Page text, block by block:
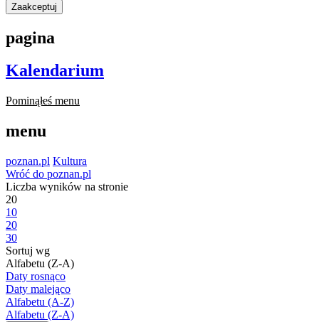
Zaakceptuj
pagina
Kalendarium
Pominąłeś menu
menu
poznan.pl Kultura
Wróć do poznan.pl
Liczba wyników na stronie
20
10
20
30
Sortuj wg
Alfabetu (Z-A)
Daty rosnąco
Daty malejąco
Alfabetu (A-Z)
Alfabetu (Z-A)